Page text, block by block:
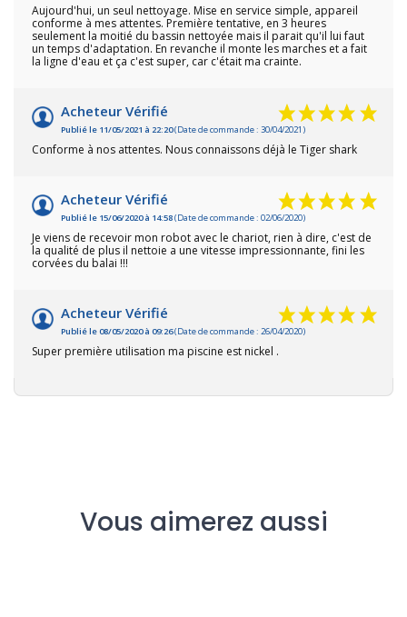
Aujourd'hui, un seul nettoyage. Mise en service simple, appareil
conforme à mes attentes. Première tentative, en 3 heures
seulement la moitié du bassin nettoyée mais il parait qu'il lui faut
un temps d'adaptation. En revanche il monte les marches et a fait
la ligne d'eau et ça c'est super, car c'était ma crainte.
Acheteur Vérifié
Publié le 11/05/2021 à 22:20(Date de commande : 30/04/2021)
Conforme à nos attentes. Nous connaissons déjà le Tiger shark
Acheteur Vérifié
Publié le 15/06/2020 à 14:58(Date de commande : 02/06/2020)
Je viens de recevoir mon robot avec le chariot, rien à dire, c'est de
la qualité de plus il nettoie a une vitesse impressionnante, fini les
corvées du balai !!!
Acheteur Vérifié
Publié le 08/05/2020 à 09:26(Date de commande : 26/04/2020)
Super première utilisation ma piscine est nickel .
Vous aimerez aussi